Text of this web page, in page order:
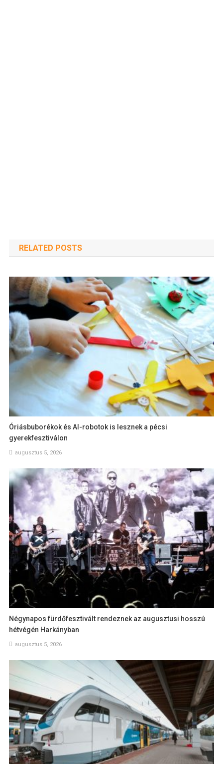
RELATED POSTS
Óriásbuborékok és AI-robotok is lesznek a pécsi
gyerekfesztiválon
augusztus 5, 2026
Négynapos fürdőfesztivált rendeznek az augusztusi hosszú
hétvégén Harkányban
augusztus 5, 2026